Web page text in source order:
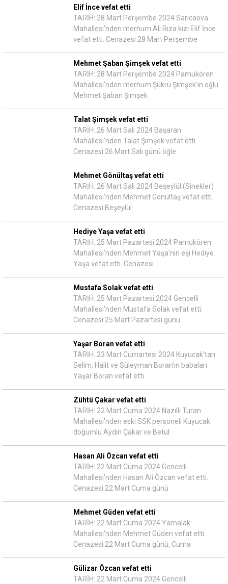
Elif İnce vefat etti
TARİH: 28 Mart Perşembe 2024 Sarıcaova
Mahallesi'nden merhum Ali Rıza kızı Elif İnce
vefat etti. Cenazesi 28 Mart Perşembe
Mehmet Şaban Şimşek vefat etti
TARİH: 28 Mart Perşembe 2024 Pamukören
Mahallesi'nden merhum Şükrü Şimşek'in oğlu
Mehmet Şaban Şimşek
Talat Şimşek vefat etti
TARİH: 26 Mart Salı 2024 Başaran
Mahallesi'nden Talat Şimşek vefat etti.
Cenazesi 26 Mart Salı günü öğle
Mehmet Gönültaş vefat etti
TARİH: 26 Mart Salı 2024 Beşeylül (Sinekler)
Mahallesi'nden Mehmet Gönültaş vefat etti.
Cenazesi Beşeylül
Hediye Yaşa vefat etti
TARİH: 25 Mart Pazartesi 2024 Pamukören
Mahallesi'nden Mehmet Yaşa'nın eşi Hediye
Yaşa vefat etti. Cenazesi
Mustafa Solak vefat etti
TARİH: 25 Mart Pazartesi 2024 Gencelli
Mahallesi'nden Mustafa Solak vefat etti.
Cenazesi 25 Mart Pazartesi günü
Yaşar Boran vefat etti
TARİH: 23 Mart Cumartesi 2024 Kuyucak'tan
Selim, Halit ve Süleyman Boran'ın babaları
Yaşar Boran vefat etti.
Zühtü Çakar vefat etti
TARİH: 22 Mart Cuma 2024 Nazilli Turan
Mahallesi'nden eski SSK personeli Kuyucak
doğumlu Aydın Çakar ve Betül
Hasan Ali Özcan vefat etti
TARİH: 22 Mart Cuma 2024 Gencelli
Mahallesi'nden Hasan Ali Özcan vefat etti.
Cenazesi 22 Mart Cuma günü
Mehmet Güden vefat etti
TARİH: 22 Mart Cuma 2024 Yamalak
Mahallesi'nden Mehmet Güden vefat etti.
Cenazesi 22 Mart Cuma günü, Cuma
Gülizar Özcan vefat etti
TARİH: 22 Mart Cuma 2024 Gencelli